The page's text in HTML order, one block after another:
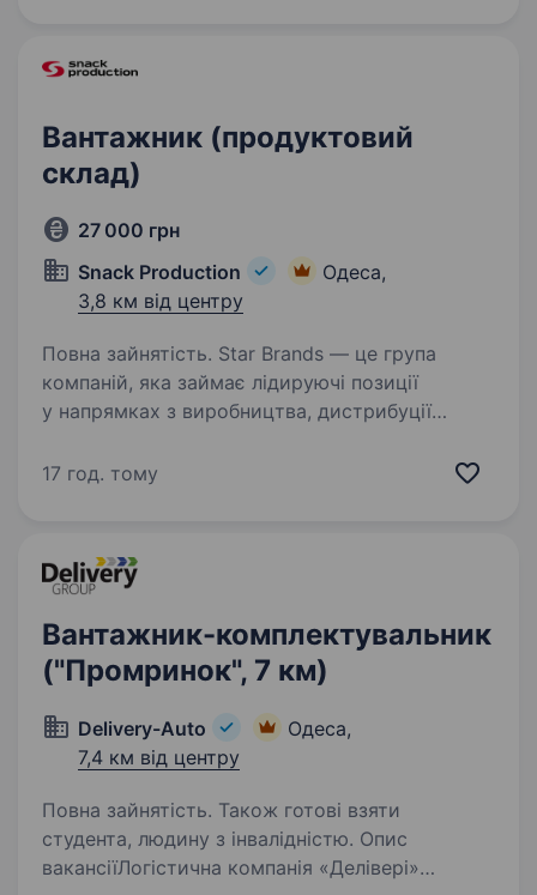
Вантажник (продуктовий
склад)
27 000 грн
Snack Production
Одеса,
3,8 км від центру
Повна зайнятість. Star Brands — це група
компаній, яка займає лідируючі позиції
у напрямках з виробництва, дистрибуції
ви бачите на полицях супермаркетів України
17 год. тому
Вантажник-комплектувальник
("Промринок", 7 км)
Delivery-Auto
Одеса,
7,4 км від центру
Повна зайнятість. Також готові взяти
студента, людину з інвалідністю. Опис
вакансіїЛогістична компанія «Делівері»